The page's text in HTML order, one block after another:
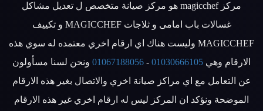
مركز magicchef هو مركز صيانة متخصص ل تعديل مشاكل
غسالات باب امامى و ثلاجات MAGICCHEF و تكييف
MAGICCHEF وليست هناك اي ارقام اخري معتمده له سوي هذه
الارقام وهي 01030666105
-
01067188056 ونحن لسنا مسأولون
عن التعامل مع اي مراكز صيانة اخري والاتصال بغير هذه الارقام
الموضحة ونؤكد ان المركز ليس له ارقام اخري غير هذه الارقام